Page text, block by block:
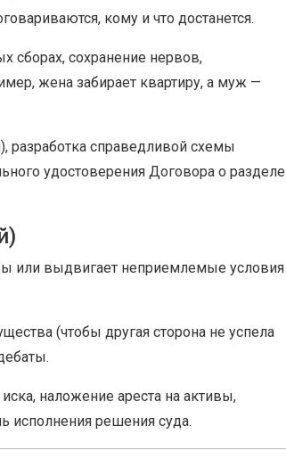
кому и что достанется.
сборах, сохранение нервов,
жена забирает квартиру, а муж —
разработка справедливой схемы
удостоверения Договора о разделе
или выдвигает неприемлемые условия
(чтобы другая сторона не успела
наложение ареста на активы,
исполнения решения суда.